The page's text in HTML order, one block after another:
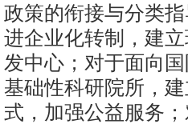
政策的衔接与分类
进企业化转制，建
发中心；对于面向
基础性科研院所，
式，加强公益服务